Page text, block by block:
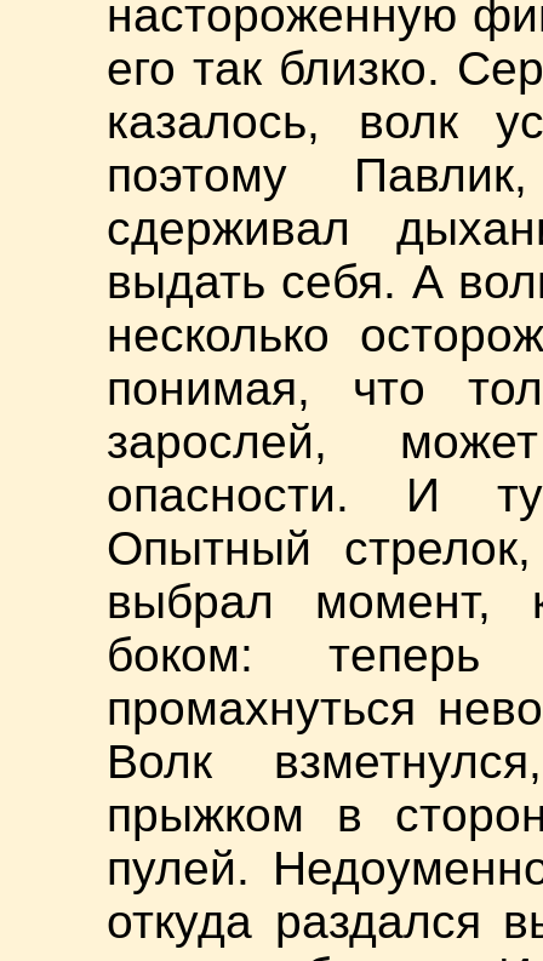
настороженную
его так близко.
казалось, волк
поэтому
сдерживал
выдать себя. А
несколько
понимая, что
зарослей,
опасности. И
Опытный
выбрал момент,
боком:
промахнуться
Волк
прыжком в
пулей.
откуда раздался